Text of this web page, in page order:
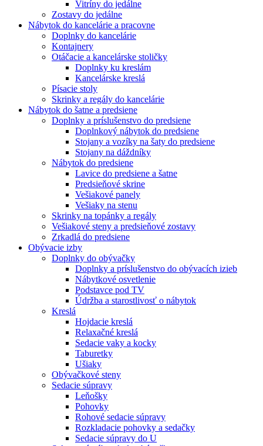
Vitríny do jedálne
Zostavy do jedálne
Nábytok do kancelárie a pracovne
Doplnky do kancelárie
Kontajnery
Otáčacie a kancelárske stoličky
Doplnky ku kreslám
Kancelárske kreslá
Písacie stoly
Skrinky a regály do kancelárie
Nábytok do šatne a predsiene
Doplnky a príslušenstvo do predsiene
Doplnkový nábytok do predsiene
Stojany a vozíky na šaty do predsiene
Stojany na dáždníky
Nábytok do predsiene
Lavice do predsiene a šatne
Predsieňové skrine
Vešiakové panely
Vešiaky na stenu
Skrinky na topánky a regály
Vešiakové steny a predsieňové zostavy
Zrkadlá do predsiene
Obývacie izby
Doplnky do obývačky
Doplnky a príslušenstvo do obývacích izieb
Nábytkové osvetlenie
Podstavce pod TV
Údržba a starostlivosť o nábytok
Kreslá
Hojdacie kreslá
Relaxačné kreslá
Sedacie vaky a kocky
Taburetky
Ušiaky
Obývačkové steny
Sedacie súpravy
Leňošky
Pohovky
Rohové sedacie súpravy
Rozkladacie pohovky a sedačky
Sedacie súpravy do U